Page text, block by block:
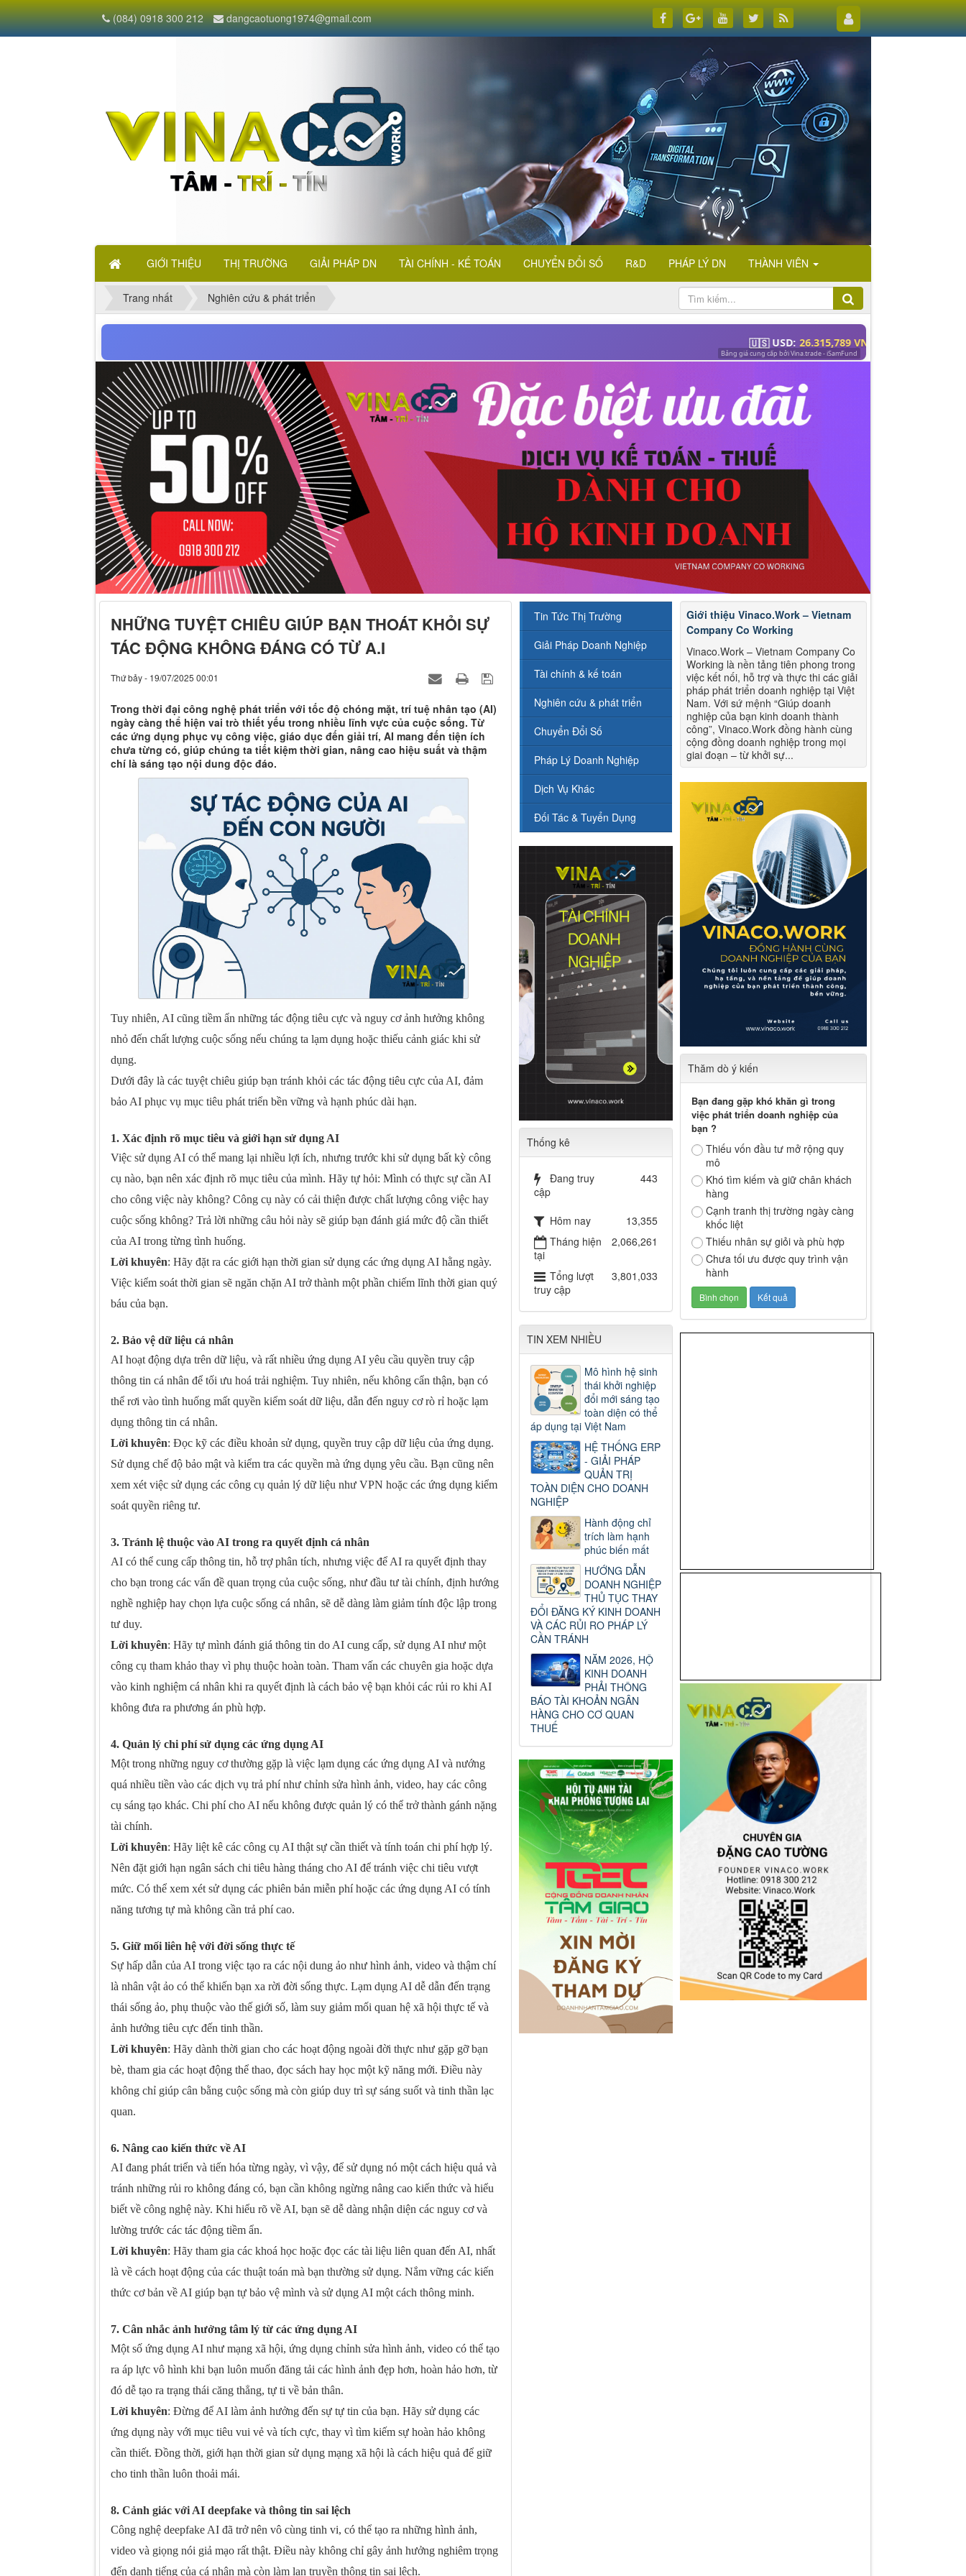
GIỚI THIỆU THỊ TRƯỜNG GIẢI PHÁP DN TÀI CHÍNH - KẾ TOÁN CHUYỂN ĐỔI SỐ R&D PHÁP LÝ DN THÀNH VIÊN
(084) 0918 300 212 dangcaotuong1974@gmail.com
Trang nhất Nghiên cứu & phát triển
NHỮNG TUYỆT CHIÊU GIÚP BẠN THOÁT KHỎI SỰ
TÁC ĐỘNG KHÔNG ĐÁNG CÓ TỪ A.I
Thứ bảy - 19/07/2025 00:01
Trong thời đại công nghệ phát triển với tốc độ chóng mặt, trí tuệ nhân tạo (AI)
ngày càng thể hiện vai trò thiết yếu trong nhiều lĩnh vực của cuộc sống. Từ
các ứng dụng phục vụ công việc, giáo dục đến giải trí, AI mang đến tiện ích
chưa từng có, giúp chúng ta tiết kiệm thời gian, nâng cao hiệu suất và thậm
chí là sáng tạo nội dung độc đáo.
Tuy nhiên, AI cũng tiềm ẩn những tác động tiêu cực và nguy cơ ảnh hưởng không
nhỏ đến chất lượng cuộc sống nếu chúng ta lạm dụng hoặc thiếu cảnh giác khi sử
dụng.
Dưới đây là các tuyệt chiêu giúp bạn tránh khỏi các tác động tiêu cực của AI, đảm
bảo AI phục vụ mục tiêu phát triển bền vững và hạnh phúc dài hạn.
1. Xác định rõ mục tiêu và giới hạn sử dụng AI
Việc sử dụng AI có thể mang lại nhiều lợi ích, nhưng trước khi sử dụng bất kỳ công
cụ nào, bạn nên xác định rõ mục tiêu của mình. Hãy tự hỏi: Mình có thực sự cần AI
cho công việc này không? Công cụ này có cải thiện được chất lượng công việc hay
cuộc sống không? Trả lời những câu hỏi này sẽ giúp bạn đánh giá mức độ cần thiết
của AI trong từng tình huống.
Lời khuyên: Hãy đặt ra các giới hạn thời gian sử dụng các ứng dụng AI hằng ngày.
Việc kiểm soát thời gian sẽ ngăn chặn AI trở thành một phần chiếm lĩnh thời gian quý
báu của bạn.
2. Bảo vệ dữ liệu cá nhân
AI hoạt động dựa trên dữ liệu, và rất nhiều ứng dụng AI yêu cầu quyền truy cập
thông tin cá nhân để tối ưu hoá trải nghiệm. Tuy nhiên, nếu không cẩn thận, bạn có
thể rơi vào tình huống mất quyền kiểm soát dữ liệu, dẫn đến nguy cơ rò rỉ hoặc lạm
dụng thông tin cá nhân.
Lời khuyên: Đọc kỹ các điều khoản sử dụng, quyền truy cập dữ liệu của ứng dụng.
Sử dụng chế độ bảo mật và kiểm tra các quyền mà ứng dụng yêu cầu. Bạn cũng nên
xem xét việc sử dụng các công cụ quản lý dữ liệu như VPN hoặc các ứng dụng kiểm
soát quyền riêng tư.
3. Tránh lệ thuộc vào AI trong ra quyết định cá nhân
AI có thể cung cấp thông tin, hỗ trợ phân tích, nhưng việc để AI ra quyết định thay
cho bạn trong các vấn đề quan trọng của cuộc sống, như đầu tư tài chính, định hướng
nghề nghiệp hay chọn lựa cuộc sống cá nhân, sẽ dễ dàng làm giảm tính độc lập trong
tư duy.
Lời khuyên: Hãy tự mình đánh giá thông tin do AI cung cấp, sử dụng AI như một
công cụ tham khảo thay vì phụ thuộc hoàn toàn. Tham vấn các chuyên gia hoặc dựa
vào kinh nghiệm cá nhân khi ra quyết định là cách bảo vệ bạn khỏi các rủi ro khi AI
không đưa ra phương án phù hợp.
4. Quản lý chi phí sử dụng các ứng dụng AI
Một trong những nguy cơ thường gặp là việc lạm dụng các ứng dụng AI và nướng
quá nhiều tiền vào các dịch vụ trả phí như chỉnh sửa hình ảnh, video, hay các công
cụ sáng tạo khác. Chi phí cho AI nếu không được quản lý có thể trở thành gánh nặng
tài chính.
Lời khuyên: Hãy liệt kê các công cụ AI thật sự cần thiết và tính toán chi phí hợp lý.
Nên đặt giới hạn ngân sách chi tiêu hàng tháng cho AI để tránh việc chi tiêu vượt
mức. Có thể xem xét sử dụng các phiên bản miễn phí hoặc các ứng dụng AI có tính
năng tương tự mà không cần trả phí cao.
5. Giữ mối liên hệ với đời sống thực tế
Sự hấp dẫn của AI trong việc tạo ra các nội dung ảo như hình ảnh, video và thậm chí
là nhân vật ảo có thể khiến bạn xa rời đời sống thực. Lạm dụng AI dễ dẫn đến trạng
thái sống ảo, phụ thuộc vào thế giới số, làm suy giảm mối quan hệ xã hội thực tế và
ảnh hưởng tiêu cực đến tinh thần.
Lời khuyên: Hãy dành thời gian cho các hoạt động ngoài đời thực như gặp gỡ bạn
bè, tham gia các hoạt động thể thao, đọc sách hay học một kỹ năng mới. Điều này
không chỉ giúp cân bằng cuộc sống mà còn giúp duy trì sự sáng suốt và tinh thần lạc
quan.
6. Nâng cao kiến thức về AI
AI đang phát triển và tiến hóa từng ngày, vì vậy, để sử dụng nó một cách hiệu quả và
tránh những rủi ro không đáng có, bạn cần không ngừng nâng cao kiến thức và hiểu
biết về công nghệ này. Khi hiểu rõ về AI, bạn sẽ dễ dàng nhận diện các nguy cơ và
lường trước các tác động tiềm ẩn.
Lời khuyên: Hãy tham gia các khoá học hoặc đọc các tài liệu liên quan đến AI, nhất
là về cách hoạt động của các thuật toán mà bạn thường sử dụng. Nắm vững các kiến
thức cơ bản về AI giúp bạn tự bảo vệ mình và sử dụng AI một cách thông minh.
7. Cân nhắc ảnh hưởng tâm lý từ các ứng dụng AI
Một số ứng dụng AI như mạng xã hội, ứng dụng chỉnh sửa hình ảnh, video có thể tạo
ra áp lực vô hình khi bạn luôn muốn đăng tải các hình ảnh đẹp hơn, hoàn hảo hơn, từ
đó dễ tạo ra trạng thái căng thẳng, tự ti về bản thân.
Lời khuyên: Đừng để AI làm ảnh hưởng đến sự tự tin của bạn. Hãy sử dụng các
ứng dụng này với mục tiêu vui vẻ và tích cực, thay vì tìm kiếm sự hoàn hảo không
cần thiết. Đồng thời, giới hạn thời gian sử dụng mạng xã hội là cách hiệu quả để giữ
cho tinh thần luôn thoải mái.
8. Cảnh giác với AI deepfake và thông tin sai lệch
Công nghệ deepfake AI đã trở nên vô cùng tinh vi, có thể tạo ra những hình ảnh,
video và giọng nói giả mạo rất thật. Điều này không chỉ gây ảnh hưởng nghiêm trọng
đến danh tiếng của cá nhân mà còn làm lan truyền thông tin sai lệch.
Giới thiệu Vinaco.Work – Vietnam
Company Co Working
Vinaco.Work – Vietnam Company Co
Working là nền tảng tiên phong trong
việc kết nối, hỗ trợ và thực thi các giải
pháp phát triển doanh nghiệp tại Việt
Nam. Với sứ mệnh “Giúp doanh
nghiệp của bạn kinh doanh thành
công”, Vinaco.Work đồng hành cùng
cộng đồng doanh nghiệp trong mọi
giai đoạn – từ khởi sự...
Thăm dò ý kiến
Bạn đang gặp khó khăn gì trong
việc phát triển doanh nghiệp của
bạn ?
Thiếu vốn đầu tư mở rộng quy
mô
Khó tìm kiếm và giữ chân khách
hàng
Cạnh tranh thị trường ngày càng
khốc liệt
Thiếu nhân sự giỏi và phù hợp
Chưa tối ưu được quy trình vận
hành
Tin Tức Thị Trường
Giải Pháp Doanh Nghiệp
Tài chính & kế toán
Nghiên cứu & phát triển
Chuyển Đổi Số
Pháp Lý Doanh Nghiệp
Dịch Vụ Khác
Đối Tác & Tuyển Dụng
Thống kê
Đang truy
cập
443
Hôm nay
13,355
Tháng hiện
tại
2,066,261
Tổng lượt
truy cập
3,801,033
TIN XEM NHIỀU
Mô hình hệ sinh
thái khởi nghiệp
đổi mới sáng tạo
toàn diện có thể
áp dụng tại Việt Nam
HỆ THỐNG ERP
- GIẢI PHÁP
QUẢN TRỊ
TOÀN DIỆN CHO DOANH
NGHIỆP
Hành động chỉ
trích làm hạnh
phúc biến mất
HƯỚNG DẪN
DOANH NGHIỆP
THỦ TỤC THAY
ĐỔI ĐĂNG KÝ KINH DOANH
VÀ CÁC RỦI RO PHÁP LÝ
CẦN TRÁNH
NĂM 2026, HỘ
KINH DOANH
PHẢI THÔNG
BÁO TÀI KHOẢN NGÂN
HÀNG CHO CƠ QUAN
THUẾ